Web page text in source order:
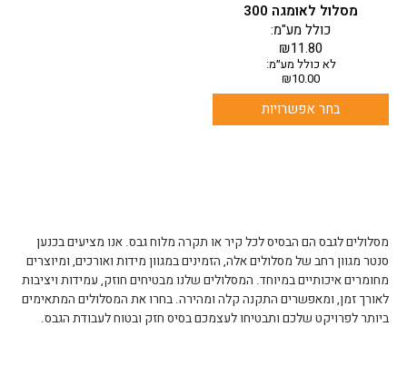
מסלול לאומגה 300
₪11.80
כולל מע"מ:
לא כולל מע״מ:
₪10.00
בחר אפשרויות
המוצר
מסלולים לגבס הם הבסיס לכל קיר או תקרה מלוח גבס. אנו מציעים בכנען
סנטר מגוון רחב של מסלולים אלה, הזמינים במגוון מידות ואורכים, ומיוצרים
מחומרים איכותיים במיוחד. המסלולים שלנו מבטיחים חוזק, עמידות ויציבות
לאורך זמן, ומאפשרים התקנה קלה ומהירה. בחרו את המסלולים המתאימים
ביותר לפרויקט שלכם ותבטיחו לעצמכם בסיס חזק ובטוח לעבודת הגבס.